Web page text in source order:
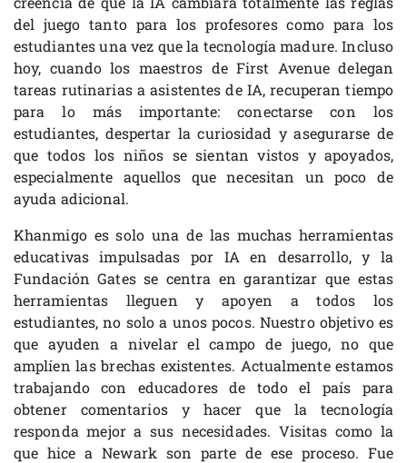
del juego tanto para los profesores como para los
estudiantes una vez que la tecnología madure. Incluso
hoy, cuando los maestros de First Avenue delegan
tareas rutinarias a asistentes de IA, recuperan tiempo
para lo más importante: conectarse con los
estudiantes, despertar la curiosidad y asegurarse de
que todos los niños se sientan vistos y apoyados,
especialmente aquellos que necesitan un poco de
ayuda adicional.
Khanmigo es solo una de las muchas herramientas
educativas impulsadas por IA en desarrollo, y la
Fundación Gates se centra en garantizar que estas
herramientas lleguen y apoyen a todos los
estudiantes, no solo a unos pocos. Nuestro objetivo es
que ayuden a nivelar el campo de juego, no que
amplíen las brechas existentes. Actualmente estamos
trabajando con educadores de todo el país para
obtener comentarios y hacer que la tecnología
responda mejor a sus necesidades. Visitas como la
que hice a Newark son parte de ese proceso. Fue